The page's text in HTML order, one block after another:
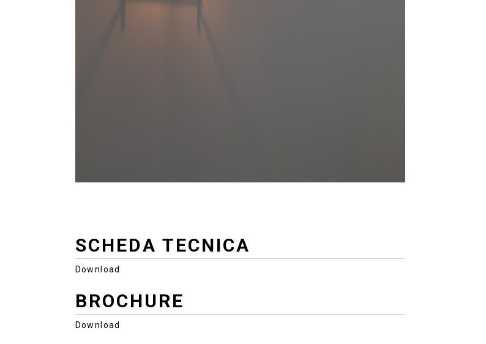
SCHEDA TECNICA
Download
BROCHURE
Download